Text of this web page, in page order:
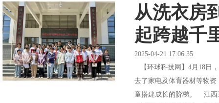
从洗衣房
起跨越千
2025-04-21 17:06:35
【环球科技网】4月18日
去了家电及体育器材等物
童搭建成长的阶梯。 江西